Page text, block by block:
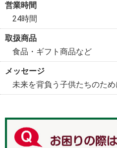
営業時間
24時間
取扱商品
食品・ギフト商品など
メッセージ
未来を背負う子供たちのた